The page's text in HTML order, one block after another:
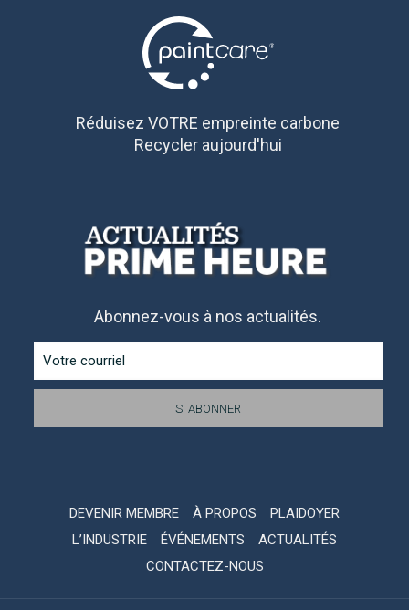
Réduisez VOTRE empreinte carbone
Recycler aujourd'hui
Abonnez-vous à nos actualités.
DEVENIR MEMBRE À PROPOS
PLAIDOYER
L’INDUSTRIE
ÉVÉNEMENTS
ACTUALITÉS
CONTACTEZ-NOUS